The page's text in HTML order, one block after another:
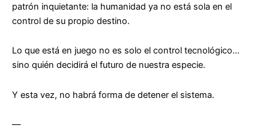
patrón inquietante: la humanidad ya no está sola en el
control de su propio destino.
Lo que está en juego no es solo el control tecnológico…
sino quién decidirá el futuro de nuestra especie.
Y esta vez, no habrá forma de detener el sistema.
—